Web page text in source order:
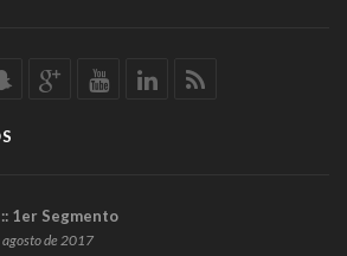
1er Segmento
agosto de 2017